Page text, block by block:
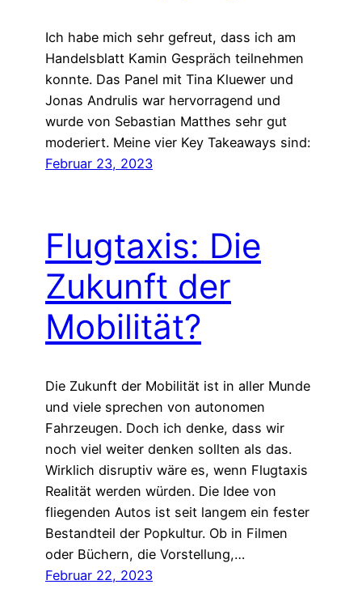
Ich habe mich sehr gefreut, dass ich am
Handelsblatt Kamin Gespräch teilnehmen
konnte. Das Panel mit Tina Kluewer und
Jonas Andrulis war hervorragend und
wurde von Sebastian Matthes sehr gut
moderiert. Meine vier Key Takeaways sind:
Februar 23, 2023
Flugtaxis: Die
Zukunft der
Mobilität?
Die Zukunft der Mobilität ist in aller Munde
und viele sprechen von autonomen
Fahrzeugen. Doch ich denke, dass wir
noch viel weiter denken sollten als das.
Wirklich disruptiv wäre es, wenn Flugtaxis
Realität werden würden. Die Idee von
fliegenden Autos ist seit langem ein fester
Bestandteil der Popkultur. Ob in Filmen
oder Büchern, die Vorstellung,…
Februar 22, 2023